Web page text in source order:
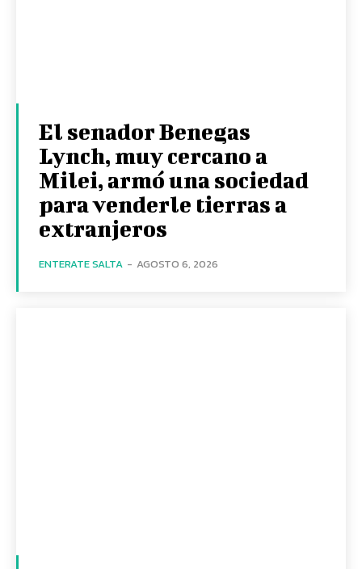
El senador Benegas
Lynch, muy cercano a
Milei, armó una sociedad
para venderle tierras a
extranjeros
ENTERATE SALTA - AGOSTO 6, 2026